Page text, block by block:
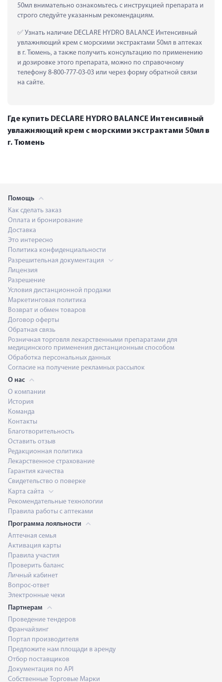
50мл внимательно ознакомьтесь с инструкцией препарата и
строго следуйте указанным рекомендациям.
Узнать наличие DECLARE HYDRO BALANCE Интенсивный
увлажняющий крем с морскими экстрактами 50мл в аптеках
в г. Тюмень, а также получить консультацию по применению
и дозировке этого препарата, можно по справочному
телефону 8-800-777-03-03 или через форму обратной связи
на сайте.
Где купить DECLARE HYDRO BALANCE Интенсивный
увлажняющий крем с морскими экстрактами 50мл в
г. Тюмень
Помощь
Как сделать заказ
Оплата и бронирование
Доставка
Это интересно
Политика конфиденциальности
Разрешительная документация
Лицензия
Разрешение
Условия дистанционной продажи
Маркетинговая политика
Возврат и обмен товаров
Договор оферты
Обратная связь
Розничная торговля лекарственными препаратами для
медицинского применения дистанционным способом
Обработка персональных данных
Согласие на получение рекламных рассылок
О нас
О компании
История
Команда
Контакты
Благотворительность
Оставить отзыв
Редакционная политика
Лекарственное страхование
Гарантия качества
Свидетельство о поверке
Карта сайта
Рекомендательные технологии
Правила работы с аптеками
Программа лояльности
Аптечная семья
Активация карты
Правила участия
Проверить баланс
Личный кабинет
Вопрос-ответ
Электронные чеки
Партнерам
Проведение тендеров
Франчайзинг
Портал производителя
Предложите нам площади в аренду
Отбор поставщиков
Документация по API
Собственные Торговые Марки